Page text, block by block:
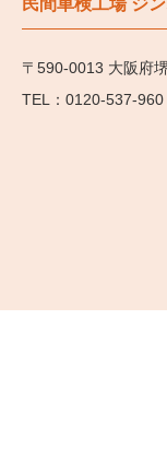
民間車検工場 ジ
〒590-0013 大阪府
0120-537-960